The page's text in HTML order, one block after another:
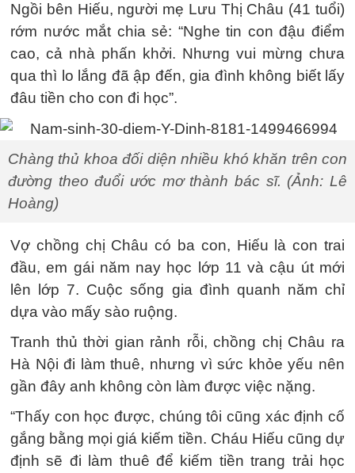
Ngồi bên Hiếu, người mẹ Lưu Thị Châu (41 tuổi)
rớm nước mắt chia sẻ: “Nghe tin con đậu điểm
cao, cả nhà phấn khởi. Nhưng vui mừng chưa
qua thì lo lắng đã ập đến, gia đình không biết lấy
đâu tiền cho con đi học”.
Chàng thủ khoa đối diện nhiều khó khăn trên con
đường theo đuổi ước mơ thành bác sĩ. (Ảnh: Lê
Hoàng)
Vợ chồng chị Châu có ba con, Hiếu là con trai
đầu, em gái năm nay học lớp 11 và cậu út mới
lên lớp 7. Cuộc sống gia đình quanh năm chỉ
dựa vào mấy sào ruộng.
Tranh thủ thời gian rảnh rỗi, chồng chị Châu ra
Hà Nội đi làm thuê, nhưng vì sức khỏe yếu nên
gần đây anh không còn làm được việc nặng.
“Thấy con học được, chúng tôi cũng xác định cố
gắng bằng mọi giá kiếm tiền. Cháu Hiếu cũng dự
định sẽ đi làm thuê để kiếm tiền trang trải học